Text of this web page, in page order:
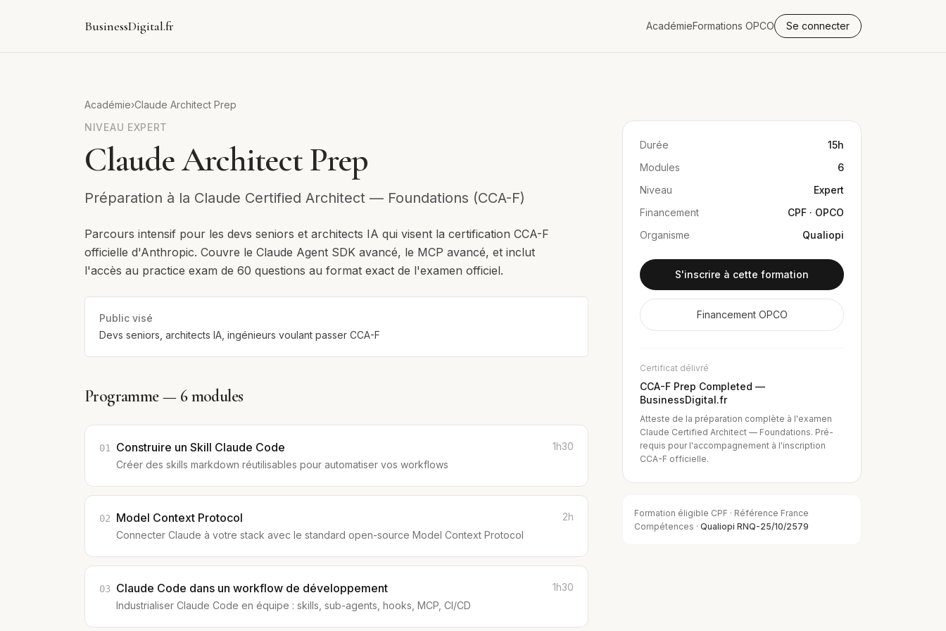
BusinessDigital.fr AcadémieFormations OPCO Se connecter
Académie›Claude Architect Prep
NIVEAU EXPERT
Claude Architect Prep
Préparation à la Claude Certified Architect — Foundations (CCA-F)
Parcours intensif pour les devs seniors et architects IA qui visent la certification CCA-F
officielle d'Anthropic. Couvre le Claude Agent SDK avancé, le MCP avancé, et inclut
l'accès au practice exam de 60 questions au format exact de l'examen officiel.
Public visé
Devs seniors, architects IA, ingénieurs voulant passer CCA-F
Programme — 6modules
01 Construire un Skill Claude Code
Créer des skills markdown réutilisables pour automatiser vos workflows
1h30
02 Model Context Protocol
Connecter Claude à votre stack avec le standard open-source Model Context Protocol
2h
03 Claude Code dans un workflow de développement
Industrialiser Claude Code en équipe : skills, sub-agents, hooks, MCP, CI/CD
1h30
Durée
15h
Modules
6
Niveau
Expert
Financement
CPF · OPCO
Organisme
Qualiopi
S'inscrire à cette formation
Financement OPCO
Certificat délivré
CCA-F Prep Completed —
BusinessDigital.fr
Atteste de la préparation complète à l'examen
Claude Certified Architect — Foundations. Pré-
requis pour l'accompagnement à l'inscription
CCA-F officielle.
Formation éligible CPF · Référence France
Compétences · Qualiopi RNQ-25/10/2579